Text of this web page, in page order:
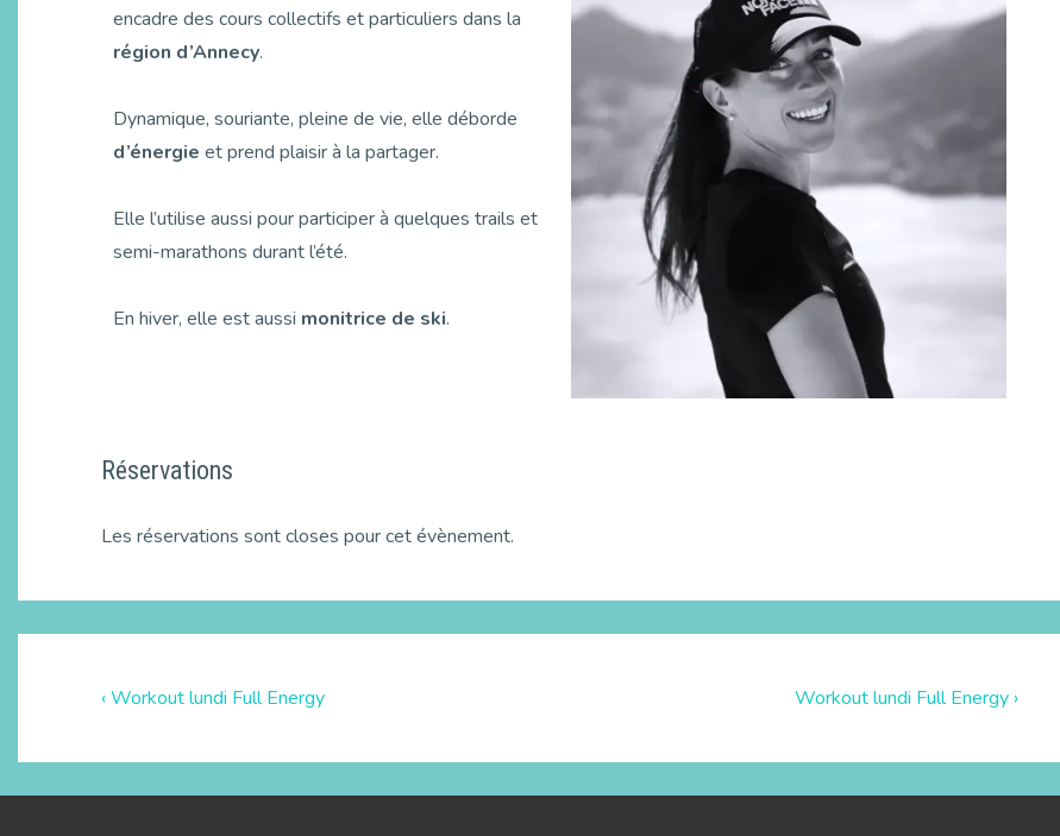
encadre des cours collectifs et particuliers dans la
région d’Annecy.
Dynamique, souriante, pleine de vie, elle déborde
d’énergie et prend plaisir à la partager.
Elle l’utilise aussi pour participer à quelques trails et
semi-marathons durant l’été.
En hiver, elle est aussi monitrice de ski.
Réservations
Les réservations sont closes pour cet évènement.
‹ Workout lundi Full Energy Workout lundi Full Energy ›